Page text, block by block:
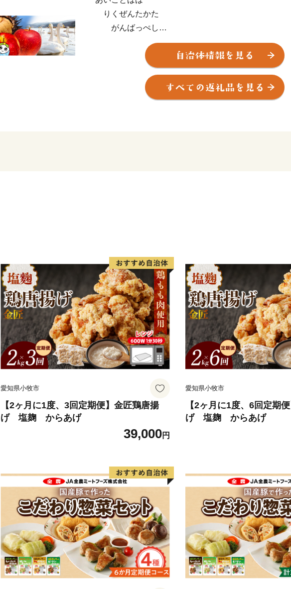
りくぜんたかた
がんばっぺし
とどけよう想いを
うみの向こうまで
岩手県陸前高田市は2011年の東日本大震災で壊滅的な
ましたが、2025年5月に開館した県指定有形文化財「
〇ふるさと納税を通じて障がい者の雇用を！
岩手県陸前高田市ではふるさと納税の返礼品の梱包を
様に正式に委託しております。
もしかすると、きちんと梱包されているか心配される
しれません。もちろん様々な障がいにより苦手な作業
が、皆さんの高い集中力と一つ一つの丁寧な作業には
す。
また、ふるさと納税は市の事業ということで自分達が
ご寄附の使い道として障がい者の皆様への支援をする
一歩進んだ直接的な取組みにより障がい者の皆様の雇
ています。
全国の皆様からの応援のメッセージやご支援をいただ
す。「震災の後、医療チームで来ました」「ボランテ
しをしていました」等、震災の時だけでなく10年以上
もずっと陸前高田を応援してくださる気持ちが大変あ
きな力をいただいております。
せっかくのご縁、これからは陸前高田が元気な姿と感
届ける番です。
陸前高田の返礼品を通して、私たちの想いが全国に、
愛知県小牧市
【2ヶ月に1度、3回定期便】金匠鶏唐揚
げ 塩麹 からあげ
39,000円
愛知県小牧市
【2ヶ月に1度、6回定期
げ 塩麹 からあげ